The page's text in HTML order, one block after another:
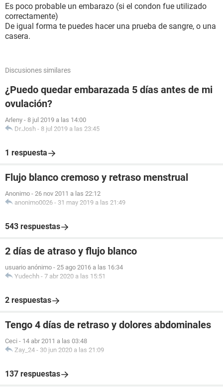
Es poco probable un embarazo (si el condon fue utilizado
correctamente)
De igual forma te puedes hacer una prueba de sangre, o una
casera.
Discusiones similares
¿Puedo quedar embarazada 5 días antes de mi
ovulación?
Arleny - 8 jul 2019 a las 14:00
Dr.Josh - 8 jul 2019 a las 23:45
1 respuesta
Flujo blanco cremoso y retraso menstrual
Anonimo - 26 nov 2011 a las 22:12
anonimo0026 - 31 may 2019 a las 21:49
543 respuestas
2 días de atraso y flujo blanco
usuario anónimo - 25 ago 2016 a las 16:34
Yudechh - 7 abr 2020 a las 15:51
2 respuestas
Tengo 4 días de retraso y dolores abdominales
Ceci - 14 abr 2011 a las 03:48
Zay_24 - 30 jun 2020 a las 21:09
137 respuestas